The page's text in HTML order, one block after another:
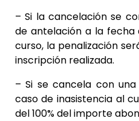
– Si la cancelación se
de antelación a la fecha
curso, la penalización
inscripción realizada.
– Si se cancela con
caso de inasistencia al
del 100% del importe